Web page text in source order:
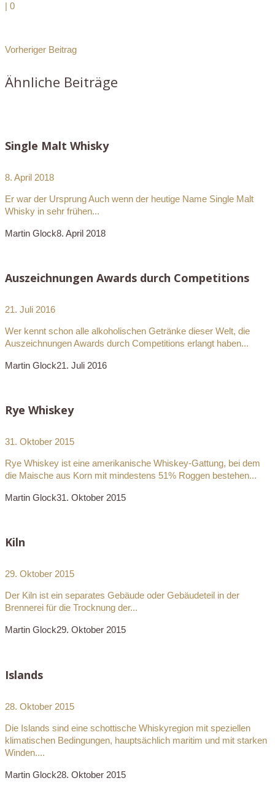
| 0
Vorheriger Beitrag
Ähnliche Beiträge
Single Malt Whisky
8. April 2018
Er war der Ursprung Auch wenn der heutige Name Single Malt
Whisky in sehr frühen...
Martin Glock8. April 2018
Auszeichnungen Awards durch Competitions
21. Juli 2016
Wer kennt schon alle alkoholischen Getränke dieser Welt, die
Auszeichnungen Awards durch Competitions erlangt haben...
Martin Glock21. Juli 2016
Rye Whiskey
31. Oktober 2015
Rye Whiskey ist eine amerikanische Whiskey-Gattung, bei dem
die Maische aus Korn mit mindestens 51% Roggen bestehen...
Martin Glock31. Oktober 2015
Kiln
29. Oktober 2015
Der Kiln ist ein separates Gebäude oder Gebäudeteil in der
Brennerei für die Trocknung der...
Martin Glock29. Oktober 2015
Islands
28. Oktober 2015
Die Islands sind eine schottische Whiskyregion mit speziellen
klimatischen Bedingungen, hauptsächlich maritim und mit starken
Winden....
Martin Glock28. Oktober 2015